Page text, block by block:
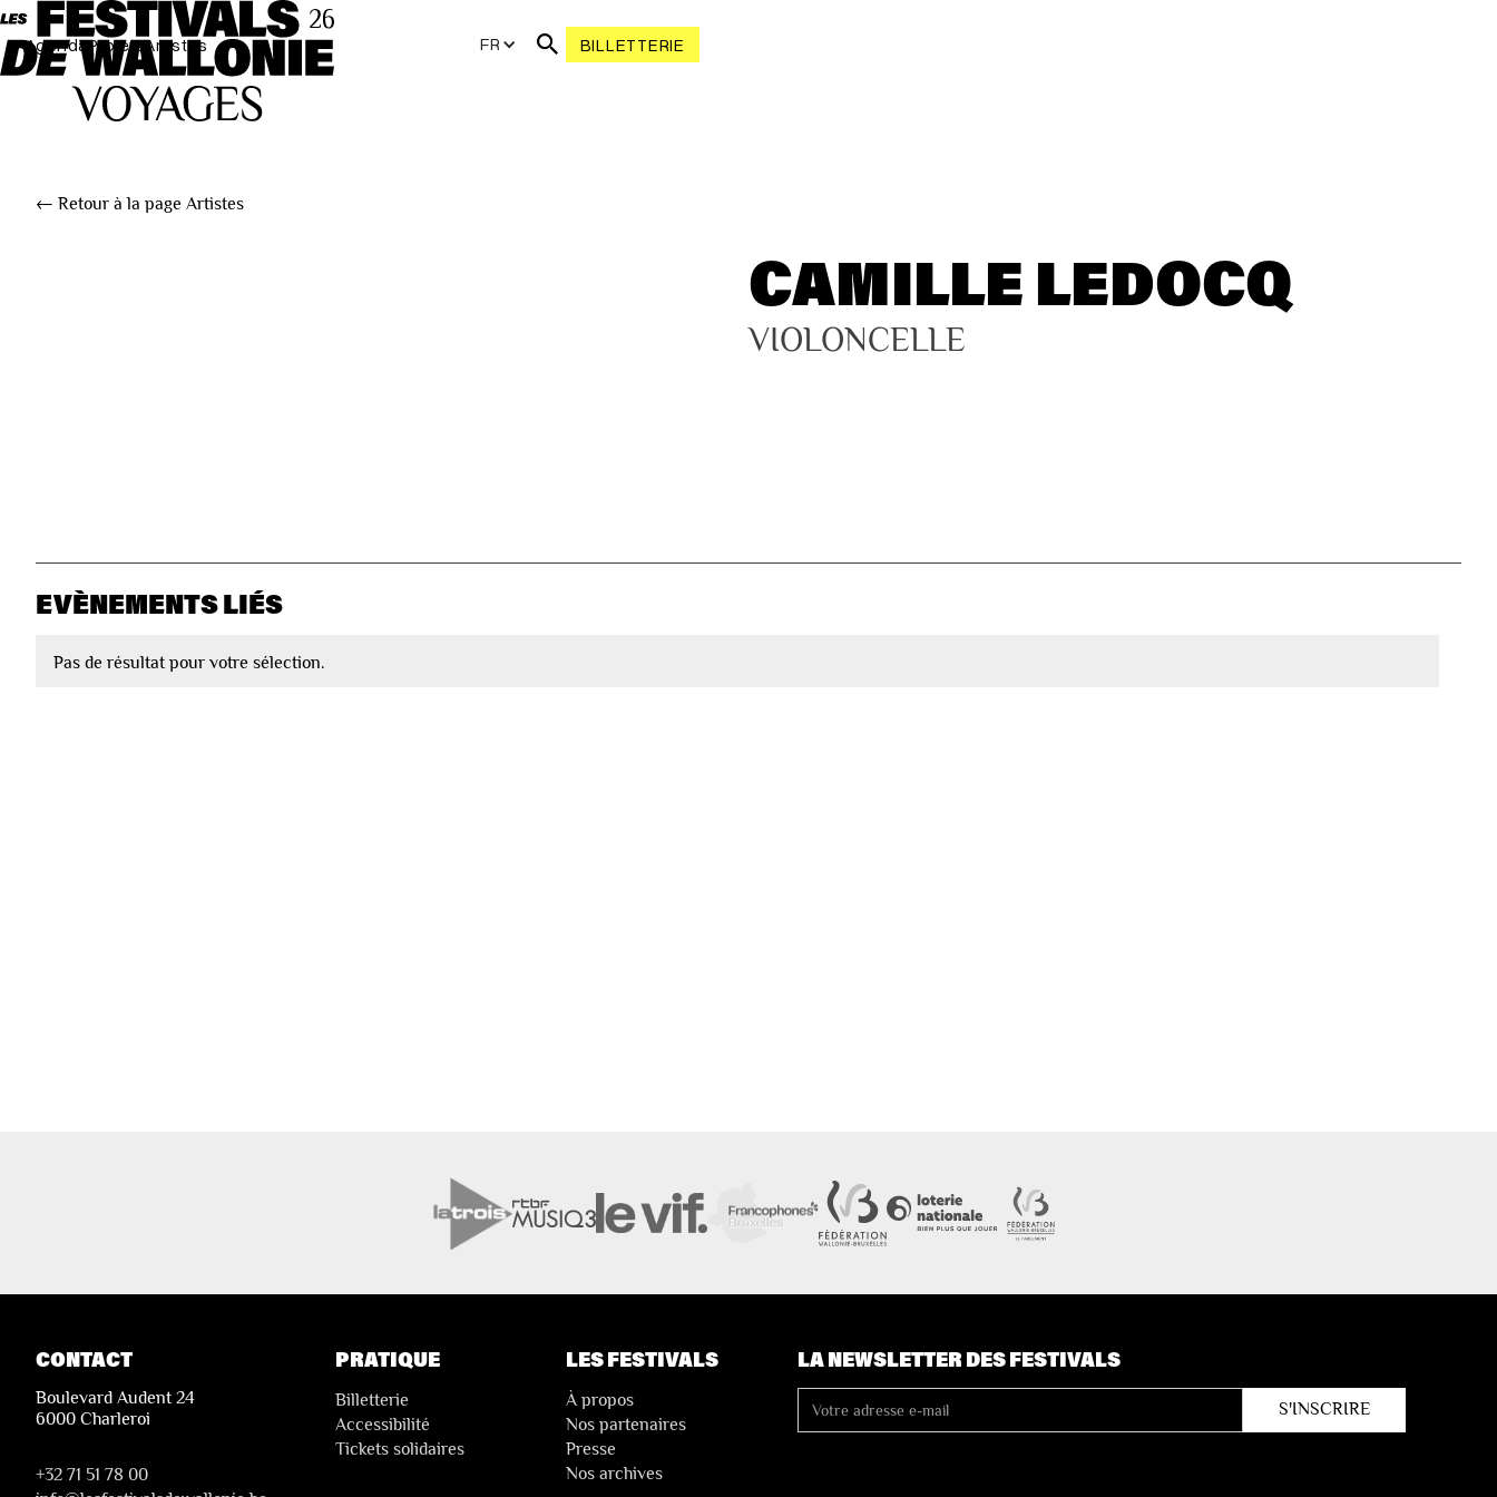
AgendaProjetsArtistes FR BILLETTERIE
← Retour à la page Artistes
CAMILLE LEDOCQ
VIOLONCELLE
EVÈNEMENTS LIÉS
Pas de résultat pour votre sélection.
CONTACT
Boulevard Audent 24
6000 Charleroi
+32 71 51 78 00
PRATIQUE
Billetterie
Accessibilité
Tickets solidaires
LES FESTIVALS
À propos
Nos partenaires
Presse
Nos archives
LA NEWSLETTER DES FESTIVALS